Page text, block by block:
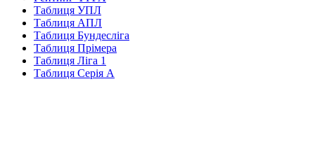
Таблиця УПЛ
Таблиця АПЛ
Таблиця Бундесліга
Таблиця Прімера
Таблиця Ліга 1
Таблиця Серія А